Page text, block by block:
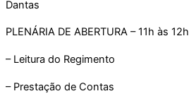
Dantas
PLENÁRIA DE ABERTURA – 11h às 12h
– Leitura do Regimento
– Prestação de Contas